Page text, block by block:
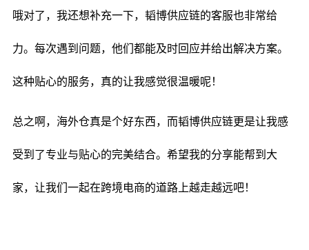
哦对了，我还想补充一下，韬博供应链的客服也非常给
力。每次遇到问题，他们都能及时回应并给出解决方案。
这种贴心的服务，真的让我感觉很温暖呢！
总之啊，海外仓真是个好东西，而韬博供应链更是让我感
受到了专业与贴心的完美结合。希望我的分享能帮到大
家，让我们一起在跨境电商的道路上越走越远吧！